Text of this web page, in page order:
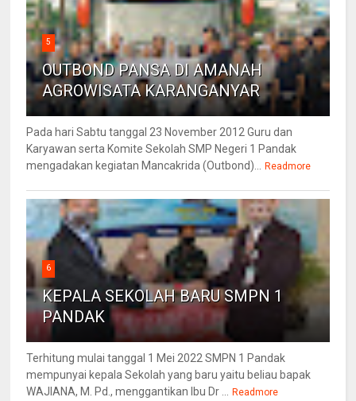
5
OUTBOND PANSA DI AMANAH
AGROWISATA KARANGANYAR
Pada hari Sabtu tanggal 23 November 2012 Guru dan
Karyawan serta Komite Sekolah SMP Negeri 1 Pandak
mengadakan kegiatan Mancakrida (Outbond)... Readmore
6
KEPALA SEKOLAH BARU SMPN 1
PANDAK
Terhitung mulai tanggal 1 Mei 2022 SMPN 1 Pandak
mempunyai kepala Sekolah yang baru yaitu beliau bapak
WAJIANA, M. Pd., menggantikan Ibu Dr ... Readmore